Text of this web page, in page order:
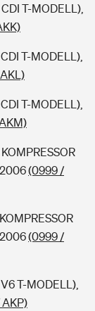
T-MODELL),
T-MODELL),
T-MODELL),
(0999 /
(0999 /
T-MODELL),